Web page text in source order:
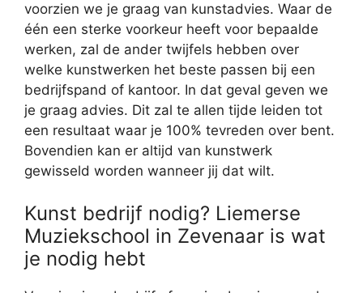
voorzien we je graag van kunstadvies. Waar de
één een sterke voorkeur heeft voor bepaalde
werken, zal de ander twijfels hebben over
welke kunstwerken het beste passen bij een
bedrijfspand of kantoor. In dat geval geven we
je graag advies. Dit zal te allen tijde leiden tot
een resultaat waar je 100% tevreden over bent.
Bovendien kan er altijd van kunstwerk
gewisseld worden wanneer jij dat wilt.
Kunst bedrijf nodig? Liemerse
Muziekschool in Zevenaar is wat
je nodig hebt